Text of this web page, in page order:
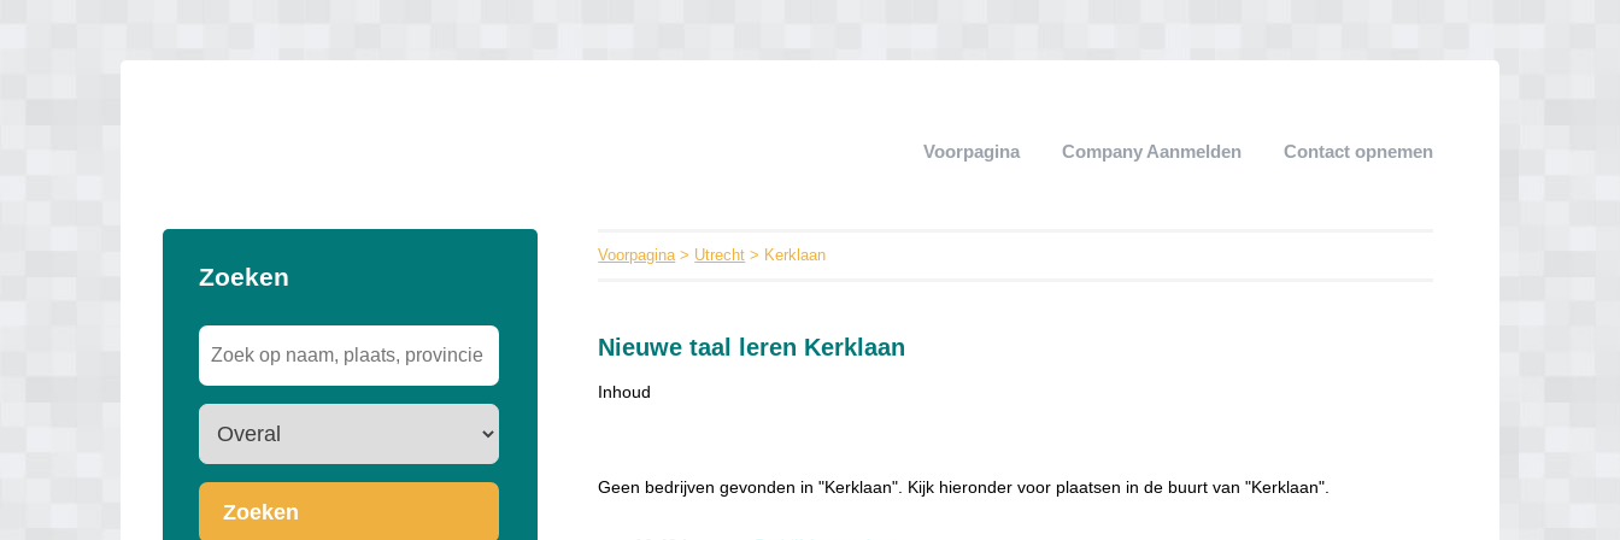
Voorpagina Company Aanmelden Contact opnemen
Zoeken
Zoeken
Voorpagina> Utrecht > Kerklaan
Nieuwe taal leren Kerklaan
Inhoud
Geen bedrijven gevonden in "Kerklaan". Kijk hieronder voor plaatsen in de buurt van "Kerklaan".